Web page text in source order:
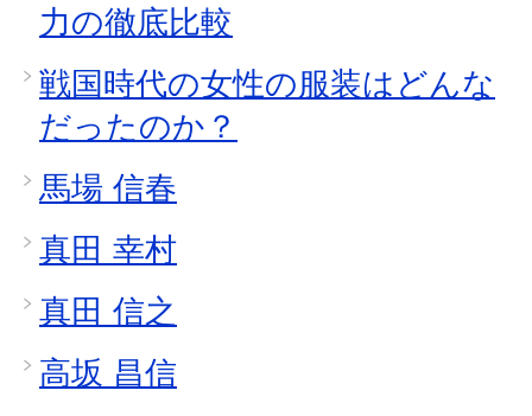
力の徹底比較
戦国時代の女性の服装はどんな
だったのか？
馬場 信春
真田 幸村
真田 信之
高坂 昌信